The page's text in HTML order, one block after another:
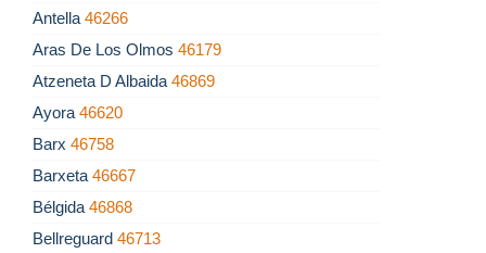
Antella 46266
Aras De Los Olmos 46179
Atzeneta D Albaida 46869
Ayora 46620
Barx 46758
Barxeta 46667
Bélgida 46868
Bellreguard 46713